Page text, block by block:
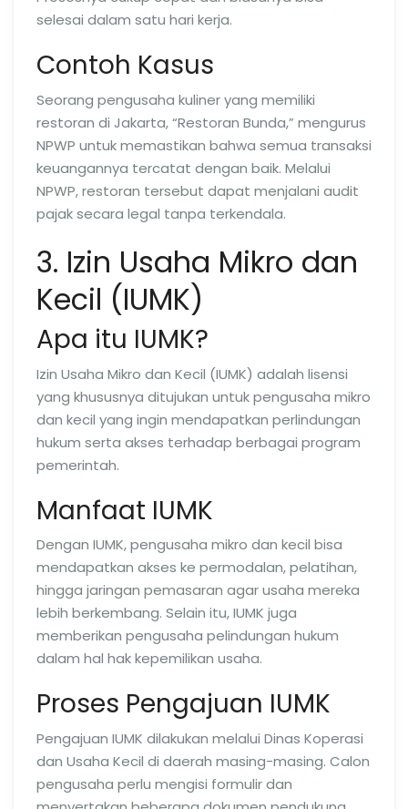
selesai dalam satu hari kerja.
Contoh Kasus
Seorang pengusaha kuliner yang memiliki
restoran di Jakarta, “Restoran Bunda,” mengurus
NPWP untuk memastikan bahwa semua transaksi
keuangannya tercatat dengan baik. Melalui
NPWP, restoran tersebut dapat menjalani audit
pajak secara legal tanpa terkendala.
3. Izin Usaha Mikro dan
Kecil (IUMK)
Apa itu IUMK?
Izin Usaha Mikro dan Kecil (IUMK) adalah lisensi
yang khususnya ditujukan untuk pengusaha mikro
dan kecil yang ingin mendapatkan perlindungan
hukum serta akses terhadap berbagai program
pemerintah.
Manfaat IUMK
Dengan IUMK, pengusaha mikro dan kecil bisa
mendapatkan akses ke permodalan, pelatihan,
hingga jaringan pemasaran agar usaha mereka
lebih berkembang. Selain itu, IUMK juga
memberikan pengusaha pelindungan hukum
dalam hal hak kepemilikan usaha.
Proses Pengajuan IUMK
Pengajuan IUMK dilakukan melalui Dinas Koperasi
dan Usaha Kecil di daerah masing-masing. Calon
pengusaha perlu mengisi formulir dan